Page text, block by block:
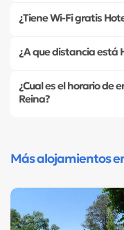
¿Tiene Wi-Fi gratis
¿A que distancia está
¿Cual es el horario de
Reina?
Más alojamientos